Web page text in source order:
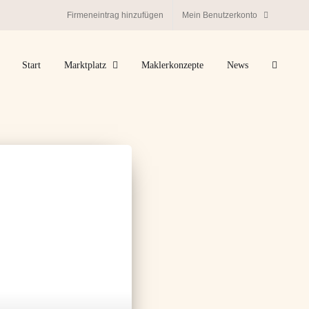
Firmeneintrag hinzufügen Mein Benutzerkonto
Start Marktplatz Maklerkonzepte News